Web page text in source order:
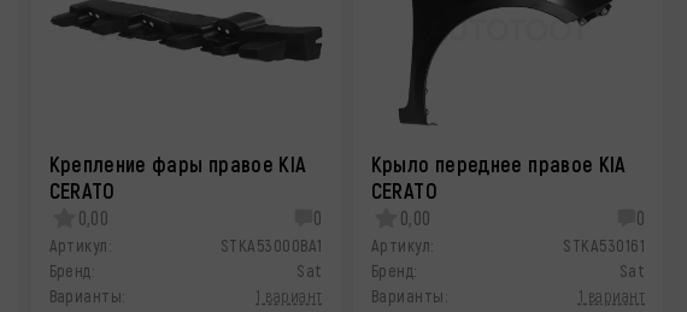
Крепление фары правое KIA
CERATO
0,00 0
Артикул:
STKA53000BA1
Бренд:
Sat
Варианты:
1 вариант
Крыло переднее правое KIA
CERATO
0,00 0
Артикул:
STKA530161
Бренд:
Sat
Варианты:
1 вариант